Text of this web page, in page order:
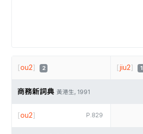
[ou2] 2 [jiu2] 1
商務新詞典 黃港生, 1991
P.829
[ou2]